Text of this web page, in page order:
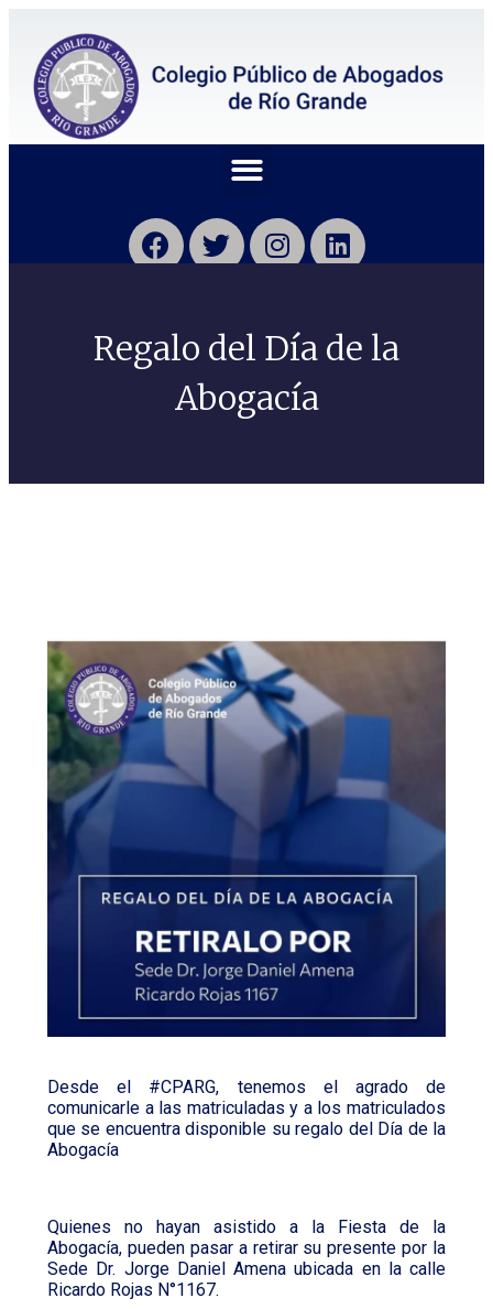
Regalo del Día de la
Abogacía
Desde el #CPARG, tenemos el agrado de
comunicarle a las matriculadas y a los matriculados
que se encuentra disponible su regalo del Día de la
Abogacía
Quienes no hayan asistido a la Fiesta de la
Abogacía, pueden pasar a retirar su presente por la
Sede Dr. Jorge Daniel Amena ubicada en la calle
Ricardo Rojas N°1167.